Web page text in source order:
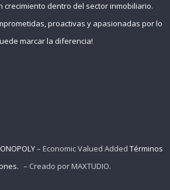
crecimiento dentro del sector inmobiliario.
proactivas y apasionadas por lo
marcar la diferencia!
– Economic Valued Added Términos
– Creado por MAXTUDIO.